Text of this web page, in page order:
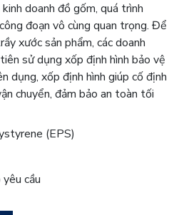
doanh đồ gốm, quá trình
đoạn vô cùng quan trọng. Để
xước sản phẩm, các doanh
sử dụng xốp định hình bảo vệ
dụng, xốp định hình giúp cố định
chuyển, đảm bảo an toàn tối
(EPS)
cầu